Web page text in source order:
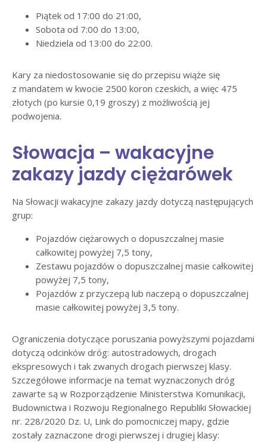
Piątek od 17:00 do 21:00,
Sobota od 7:00 do 13:00,
Niedziela od 13:00 do 22:00.
Kary za niedostosowanie się do przepisu wiąże się
z mandatem w kwocie 2500 koron czeskich, a więc 475
złotych (po kursie 0,19 groszy) z możliwością jej
podwojenia.
Słowacja – wakacyjne
zakazy jazdy ciężarówek
Na Słowacji wakacyjne zakazy jazdy dotyczą następujących
grup:
Pojazdów ciężarowych o dopuszczalnej masie
całkowitej powyżej 7,5 tony,
Zestawu pojazdów o dopuszczalnej masie całkowitej
powyżej 7,5 tony,
Pojazdów z przyczepą lub naczepą o dopuszczalnej
masie całkowitej powyżej 3,5 tony.
Ograniczenia dotyczące poruszania powyższymi pojazdami
dotyczą odcinków dróg: autostradowych, drogach
ekspresowych i tak zwanych drogach pierwszej klasy.
Szczegółowe informacje na temat wyznaczonych dróg
zawarte są w Rozporządzenie Ministerstwa Komunikacji,
Budownictwa i Rozwoju Regionalnego Republiki Słowackiej
nr. 228/2020 Dz. U, Link do pomocniczej mapy, gdzie
zostały zaznaczone drogi pierwszej i drugiej klasy: